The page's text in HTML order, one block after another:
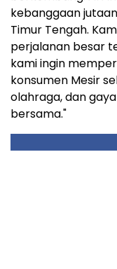
kebanggaan
Timur Tengah.
perjalanan besar
kami ingin
konsumen Mesir
olahraga, dan
bersama."